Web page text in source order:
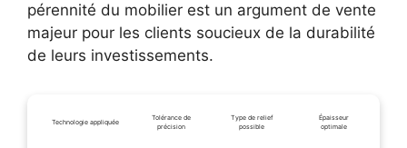
pérennité du mobilier est un argument de vente
majeur pour les clients soucieux de la durabilité
de leurs investissements.
Technologie appliquée
Tolérance de
précision
Type de relief
possible
Épaisseur
optimale